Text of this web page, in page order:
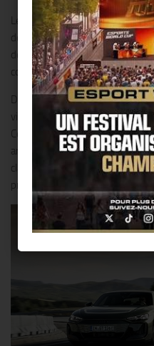
Les premières voitures
dès juillet 2025. Ce partenariat
deux marques de révolutionner
conduite grâce à une
Dolby Atmos permet aux
vision créative, en plongeant
Cette technologie crée une
artistes et leurs fans, en
classique pour révéler chaque
profondeur inégalées.